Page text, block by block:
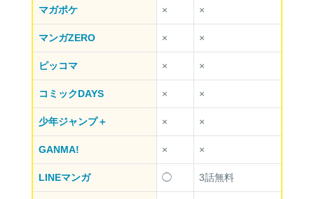
マガポケ × ×
マンガZERO × ×
ピッコマ × ×
コミックDAYS × ×
少年ジャンプ＋ × ×
GANMA! × ×
LINEマンガ ◯ 3話無料